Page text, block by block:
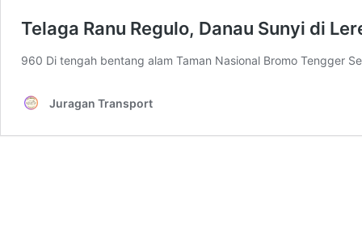
Telaga Ranu Regulo, Danau Sunyi di
960 Di tengah bentang alam Taman Nasional Bromo Tengger
Juragan Transport